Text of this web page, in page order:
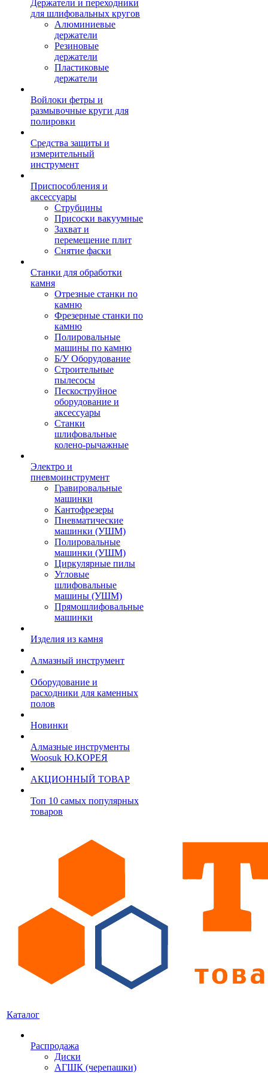
Держатели и переходники
для шлифовальных кругов
Алюминиевые
держатели
Резиновые
держатели
Пластиковые
держатели
Войлоки фетры и
размывочные круги для
полировки
Средства защиты и
измерительный
инструмент
Приспособления и
аксессуары
Струбцины
Присоски вакуумные
Захват и
перемещение плит
Снятие фаски
Станки для обработки
камня
Отрезные станки по
камню
Фрезерные станки по
камню
Полировальные
машины по камню
Б/У Оборудование
Строительные
пылесосы
Пескоструйное
оборудование и
аксессуары
Станки
шлифовальные
колено-рычажные
Электро и
пневмоинструмент
Гравировальные
машинки
Кантофрезеры
Пневматические
машинки (УШМ)
Полировальные
машинки (УШМ)
Циркулярные пилы
Угловые
шлифовальные
машины (УШМ)
Прямошлифовальные
машинки
Изделия из камня
Алмазный инструмент
Оборудование и
расходники для каменных
полов
Новинки
Алмазные инструменты
Woosuk Ю.КОРЕЯ
АКЦИОННЫЙ ТОВАР
Топ 10 самых популярных
товаров
Каталог
Распродажа
Диски
АГШК (черепашки)